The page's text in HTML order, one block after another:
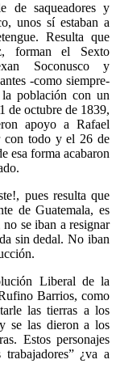
de saqueadores y
unos sí estaban a
Resulta que
forman el Sexto
Soconusco y
-como siempre-
población con un
de octubre de 1839,
apoyo a Rafael
con todo y el 26 de
esa forma acabaron
pues resulta que
de Guatemala, es
se iban a resignar
sin dedal. No iban
Liberal de la
Barrios, como
las tierras a los
se las dieron a los
Estos personajes
¿va a